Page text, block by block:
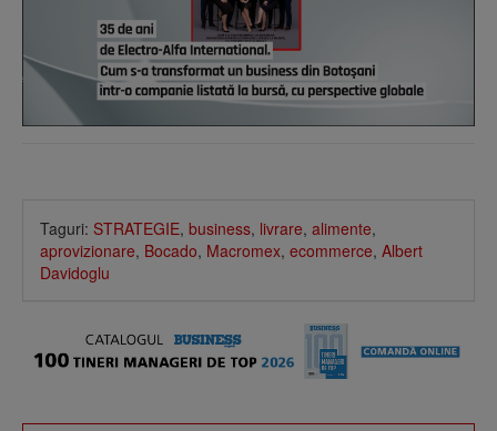
Taguri: STRATEGIE, business, livrare, alimente,
aprovizionare, Bocado, Macromex, ecommerce, Albert
Davidoglu